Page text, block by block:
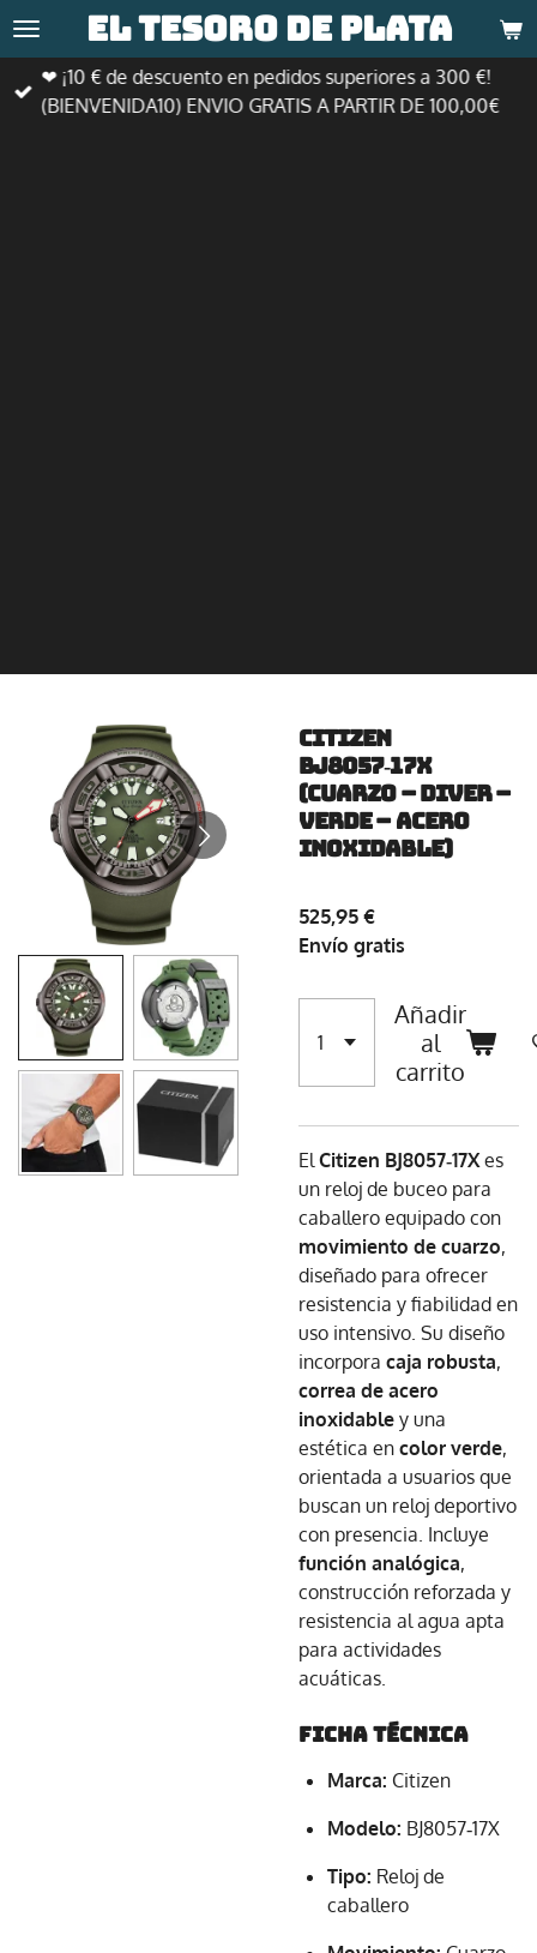
Ir
al
contenido
principal
El tesoro de plata
❤ ¡10 € de descuento en pedidos superiores a 300 €!
(BIENVENIDA10) ENVIO GRATIS A PARTIR DE 100,00€
Citizen
BJ8057‑17X
(Cuarzo – Diver –
Verde – Acero
Inoxidable)
525,95 €
Envío gratis
Añadir
al
carrito
ElCitizen BJ8057‑17Xes
un reloj de buceo para
caballero equipado con
movimiento de cuarzo,
diseñado para ofrecer
resistencia y fiabilidad en
uso intensivo. Su diseño
incorpora caja robusta,
correa de acero
inoxidable y una
estética en color verde,
orientada a usuarios que
buscan un reloj deportivo
con presencia. Incluye
función analógica,
construcción reforzada y
resistencia al agua apta
para actividades
acuáticas.
Ficha Técnica
Marca: Citizen
Modelo: BJ8057‑17X
Tipo: Reloj de
caballero